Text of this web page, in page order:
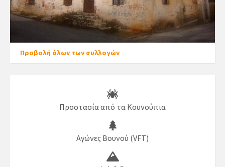
Προβολή όλων των συλλογών
Προστασία από τα Κουνούπια
Αγώνες Βουνού (VFT)